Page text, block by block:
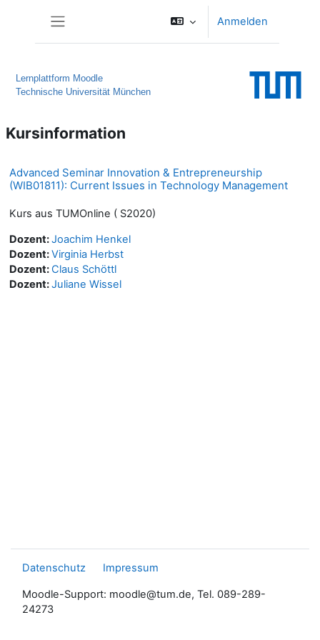
Anmelden
Lernplattform Moodle
Technische Universität München
Kursinformation
Advanced Seminar Innovation & Entrepreneurship
(WIB01811): Current Issues in Technology Management
Kurs aus TUMOnline ( S2020)
Dozent:Joachim Henkel
Dozent:Virginia Herbst
Dozent:Claus Schöttl
Dozent:Juliane Wissel
Datenschutz Impressum
Moodle-Support: moodle@tum.de, Tel. 089-289-
24273